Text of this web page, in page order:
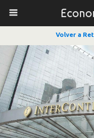
Volver a